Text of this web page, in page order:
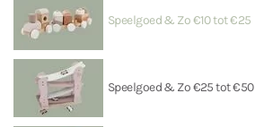
Speelgoed & Zo €10 tot €25
Speelgoed & Zo €25 tot €50